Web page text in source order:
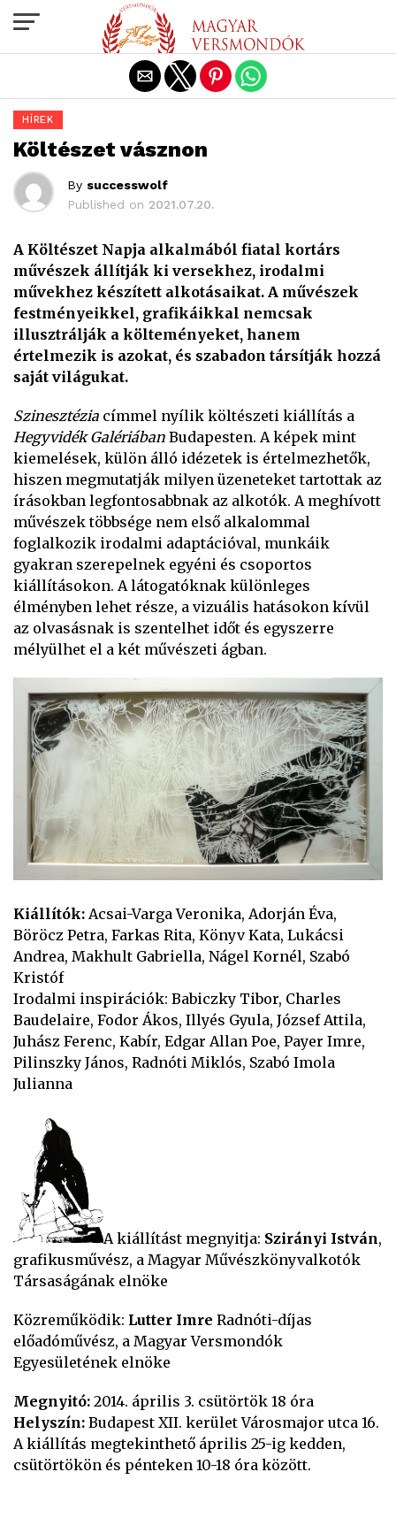
HÍREK
Költészet vásznon
By successwolf
Published on 2021.07.20.
A Költészet Napja alkalmából fiatal kortárs
művészek állítják ki versekhez, irodalmi
művekhez készített alkotásaikat. A művészek
festményeikkel, grafikáikkal nemcsak
illusztrálják a költeményeket, hanem
értelmezik is azokat, és szabadon társítják hozzá
saját világukat.
Szinesztézia címmel nyílik költészeti kiállítás a
Hegyvidék Galériában Budapesten. A képek mint
kiemelések, külön álló idézetek is értelmezhetők,
hiszen megmutatják milyen üzeneteket tartottak az
írásokban legfontosabbnak az alkotók. A meghívott
művészek többsége nem első alkalommal
foglalkozik irodalmi adaptációval, munkáik
gyakran szerepelnek egyéni és csoportos
kiállításokon. A látogatóknak különleges
élményben lehet része, a vizuális hatásokon kívül
az olvasásnak is szentelhet időt és egyszerre
mélyülhet el a két művészeti ágban.
Kiállítók: Acsai-Varga Veronika, Adorján Éva,
Böröcz Petra, Farkas Rita, Könyv Kata, Lukácsi
Andrea, Makhult Gabriella, Nágel Kornél, Szabó
Kristóf
Irodalmi inspirációk: Babiczky Tibor, Charles
Baudelaire, Fodor Ákos, Illyés Gyula, József Attila,
Juhász Ferenc, Kabír, Edgar Allan Poe, Payer Imre,
Pilinszky János, Radnóti Miklós, Szabó Imola
Julianna
A kiállítást megnyitja: Szirányi István,
grafikusművész, a Magyar Művészkönyvalkotók
Társaságának elnöke
Közreműködik: Lutter Imre Radnóti-díjas
előadóművész, a Magyar Versmondók
Egyesületének elnöke
Megnyitó: 2014. április 3. csütörtök 18 óra
Helyszín: Budapest XII. kerület Városmajor utca 16.
A kiállítás megtekinthető április 25-ig kedden,
csütörtökön és pénteken 10-18 óra között.
Exit mobile version